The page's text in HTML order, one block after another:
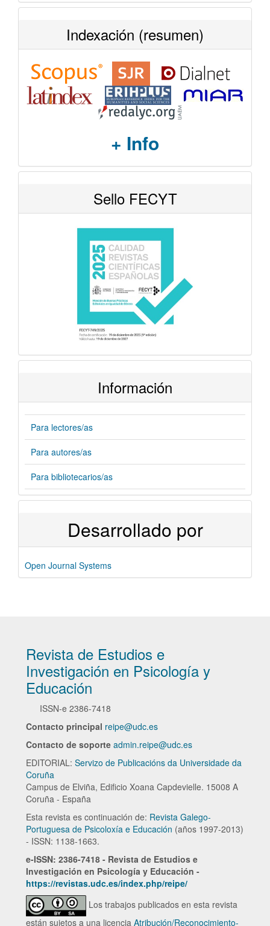
Indexación (resumen)
+ Info
Sello FECYT
Información
Para lectores/as
Para autores/as
Para bibliotecarios/as
Desarrollado por
Open Journal Systems
Revista de Estudios e
Investigación en Psicología y
Educación
ISSN-e 2386-7418
Contacto principal reipe@udc.es
Contacto de soporte admin.reipe@udc.es
EDITORIAL: Servizo de Publicacións da Universidade da
Coruña
Campus de Elviña, Edificio Xoana Capdevielle. 15008 A
Coruña - España
Esta revista es continuación de: Revista Galego-
Portuguesa de Psicoloxía e Educación (años 1997-2013)
- ISSN: 1138-1663.
e-ISSN: 2386-7418 - Revista de Estudios e
Investigación en Psicología y Educación -
https://revistas.udc.es/index.php/reipe/
Los trabajos publicados en esta revista
están sujetos a una licencia Atribución/Reconocimiento-